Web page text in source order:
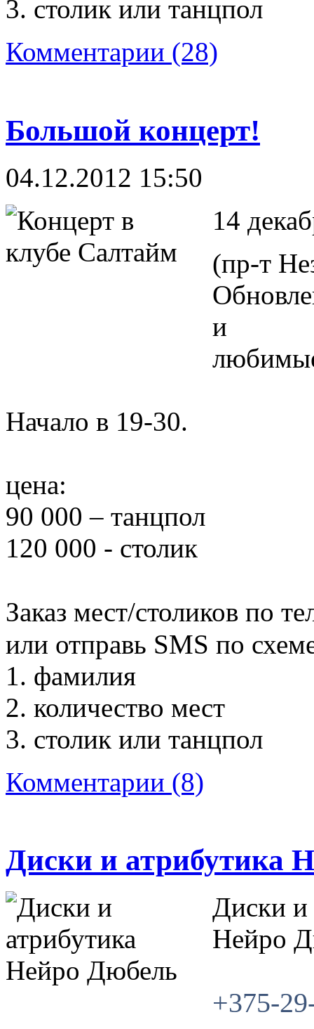
3. столик или танцпол
Комментарии (28)
Большой концерт!
04.12.2012 15:50
14
(пр-т
и
Начало в 19-30.
цена:
90 000 – танцпол
120 000 - столик
Заказ мест/столиков по
или отправь SMS по
1. фамилия
2. количество мест
3. столик или танцпол
Комментарии (8)
Диски и атрибутика
Диски и
Нейро
+375-